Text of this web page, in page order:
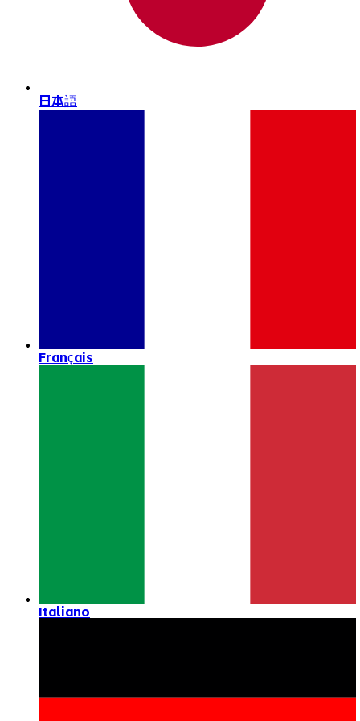
日本語
Français
Italiano